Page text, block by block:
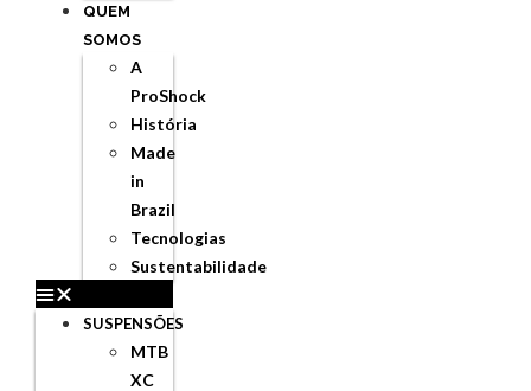
QUEM
SOMOS
A
ProShock
História
Made
in
Brazil
Tecnologias
Sustentabilidade
SUSPENSÕES
MTB
XC